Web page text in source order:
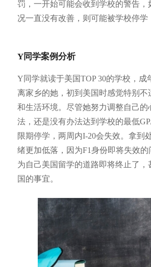
罚，一开始可能会收到学校的警告，
况一直没有改善，则可能被学校停学
Y同学案例分析
Y同学就读于美国TOP 30的学校，成
离家乡的她，初到美国时感觉特别不
和生活环境。尽管她努力调整自己的
法，还是没有办法达到学校的最低
限期停学，两周内I-20会失效。拿到
绪更加低落，因为F1身份即将失效的
为自己美国留学的道路即将终止了，
国的事宜。